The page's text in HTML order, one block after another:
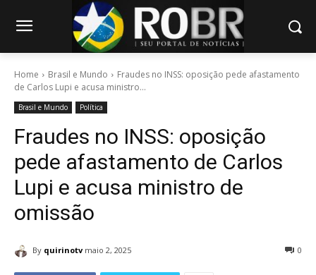
Home Brasil e Mundo
Fraudes no INSS: oposição pede afastamento
de Carlos Lupi e acusa ministro...
Brasil e Mundo Política
Fraudes no INSS: oposição
pede afastamento de Carlos
Lupi e acusa ministro de
omissão
By quirinotv maio 2, 2025 0